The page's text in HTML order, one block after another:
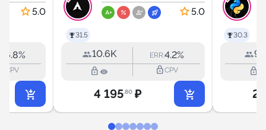
5.0
6.8%
CPV
31.5
5.0
10.6K ERR:4.2%
lock_outline lock_outlineCPV
4 195.80 ₽
30.3
lock_outline
2